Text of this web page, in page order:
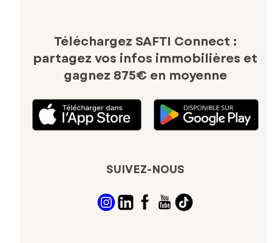
Téléchargez SAFTI Connect :
partagez vos infos immobilières et
gagnez 875€ en moyenne
SUIVEZ-NOUS